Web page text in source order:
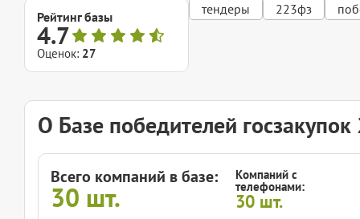
Рейтинг базы
4.7
Оценок: 27
тендеры 223фз
О Базе победителей
Всего компаний в базе:
30 шт.
Компаний с
телефонами:
30 шт.